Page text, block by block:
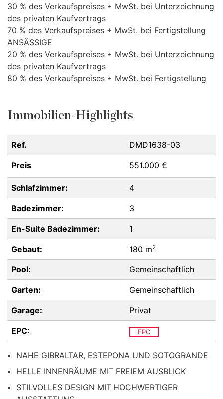
30 % des Verkaufspreises + MwSt. bei Unterzeichnung
des privaten Kaufvertrags
70 % des Verkaufspreises + MwSt. bei Fertigstellung
ANSÄSSIGE
20 % des Verkaufspreises + MwSt. bei Unterzeichnung
des privaten Kaufvertrags
80 % des Verkaufspreises + MwSt. bei Fertigstellung
Immobilien-Highlights
Ref. DMD1638-03
Preis 551.000 €
Schlafzimmer: 4
Badezimmer: 3
En-Suite Badezimmer: 1
Gebaut: 180 m2
Pool: Gemeinschaftlich
Garten: Gemeinschaftlich
Garage: Privat
EPC: EPC
NAHE GIBRALTAR, ESTEPONA UND SOTOGRANDE
HELLE INNENRÄUME MIT FREIEM AUSBLICK
STILVOLLES DESIGN MIT HOCHWERTIGER